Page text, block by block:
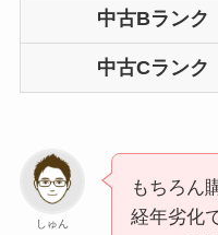
中古Bランク
中古Cランク
しゅん
もちろん
経年劣化